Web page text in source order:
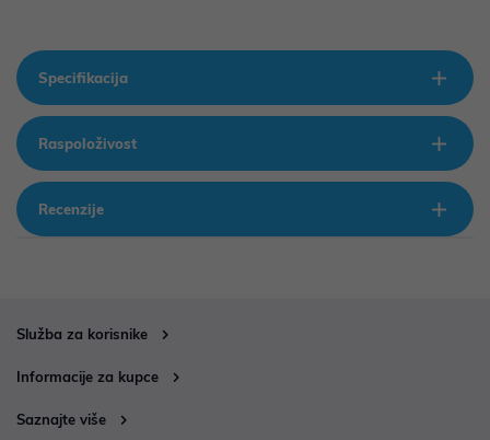
Specifikacija
Raspoloživost
Recenzije
Služba za korisnike
Informacije za kupce
Saznajte više